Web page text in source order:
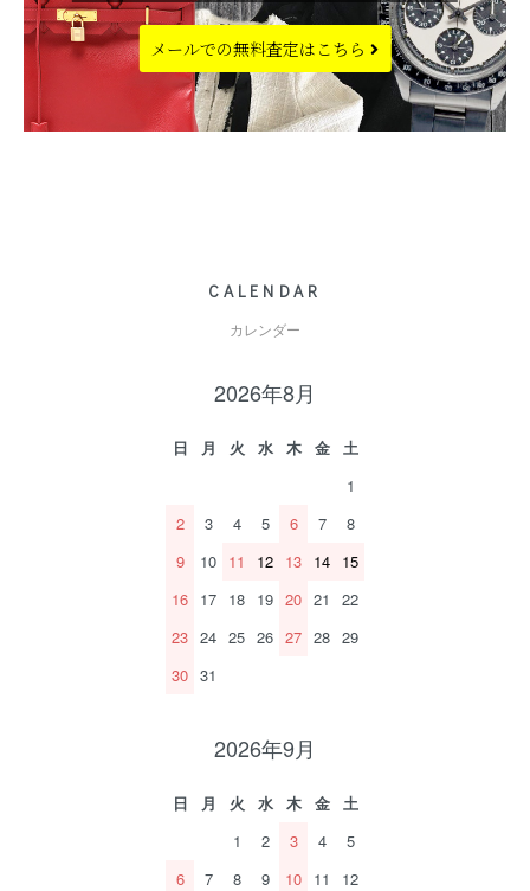
メールでの無料査定はこちら
CALENDAR
カレンダー
2026年8月
日 月 火 水 木 金
土
1
2
3 4 5 6 7
8
9
10 11 12 13 14 15
16 17 18 19 20 21
22
23 24 25 26 27 28 29
30 31
2026年9月
日 月 火 水 木 金
土
1
2 3 4
5
6
7 8 9 10 11
12